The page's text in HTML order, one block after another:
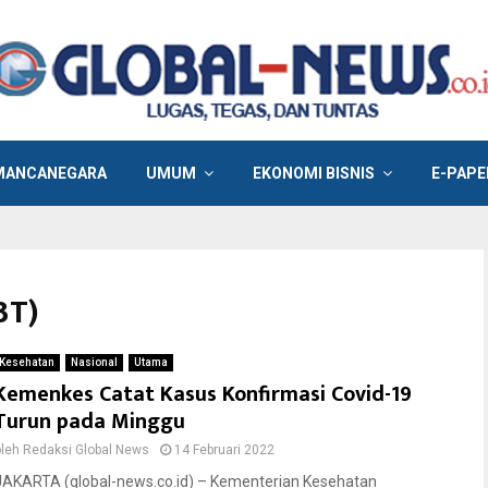
UMUM EKONOMI BISNIS E-
Kesehatan Nasional Utama
Catat Kasus Konfirmasi Covid-19
pada Minggu
Redaksi Global News 14 Februari 2022
(global-news.co.id) – Kementerian Kesehatan